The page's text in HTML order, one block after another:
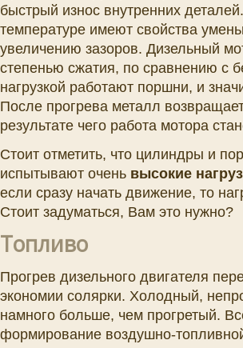
быстрый износ внутренних
температуре имеют свойства
увеличению зазоров. Дизельный
степенью сжатия, по сравнению с
нагрузкой работают поршни, и
После прогрева металл
результате чего работа мотора
Стоит отметить, что цилиндры и
испытывают очень высокие
если сразу начать движение, то
Стоит задуматься, Вам это нужно?
Топливо
Прогрев дизельного двигателя
экономии солярки. Холодный,
намного больше, чем прогретый.
формирование воздушно-